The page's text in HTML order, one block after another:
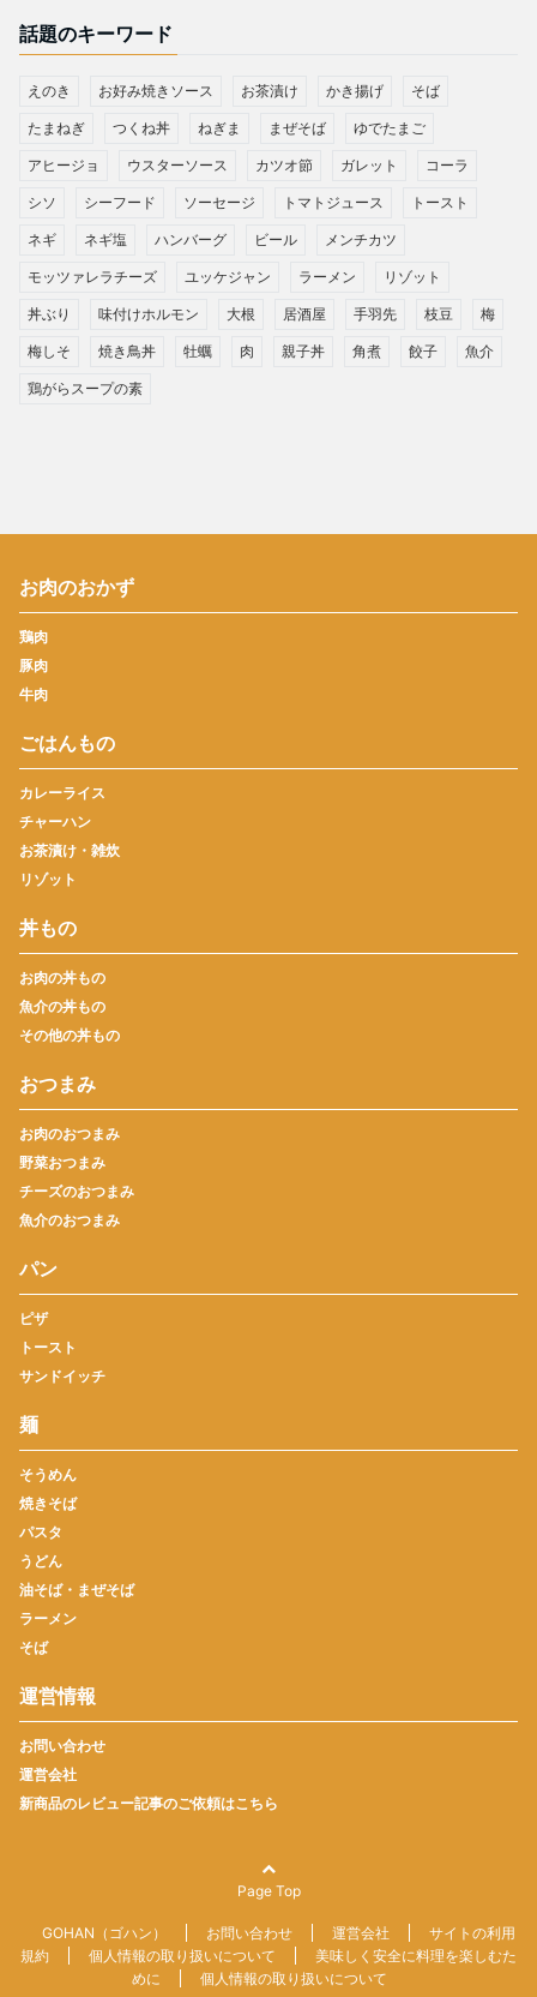
話題のキーワード
えのき お好み焼きソース お茶漬け かき揚げ そば
たまねぎ つくね丼 ねぎま まぜそば ゆでたまご
アヒージョ ウスターソース カツオ節 ガレット コーラ
シソ シーフード ソーセージ トマトジュース トースト
ネギ ネギ塩 ハンバーグ ビール メンチカツ
モッツァレラチーズ ユッケジャン ラーメン リゾット
丼ぶり 味付けホルモン 大根 居酒屋 手羽先 枝豆 梅
梅しそ 焼き鳥丼 牡蠣 肉 親子丼 角煮 餃子 魚介
鶏がらスープの素
お肉のおかず
鶏肉
豚肉
牛肉
ごはんもの
カレーライス
チャーハン
お茶漬け・雑炊
リゾット
丼もの
お肉の丼もの
魚介の丼もの
その他の丼もの
おつまみ
お肉のおつまみ
野菜おつまみ
チーズのおつまみ
魚介のおつまみ
パン
ピザ
トースト
サンドイッチ
麺
そうめん
焼きそば
パスタ
うどん
油そば・まぜそば
ラーメン
そば
運営情報
お問い合わせ
運営会社
新商品のレビュー記事のご依頼はこちら
Page Top
GOHAN（ゴハン） お問い合わせ 運営会社
サイトの利用
規約
個人情報の取り扱いについて
美味しく安全に料理を楽しむた
めに
個人情報の取り扱いについて